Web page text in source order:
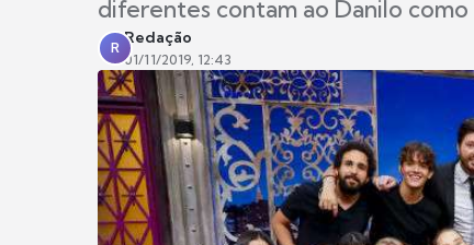
diferentes contam ao Danilo
R
Redação
01/11/2019, 12:43